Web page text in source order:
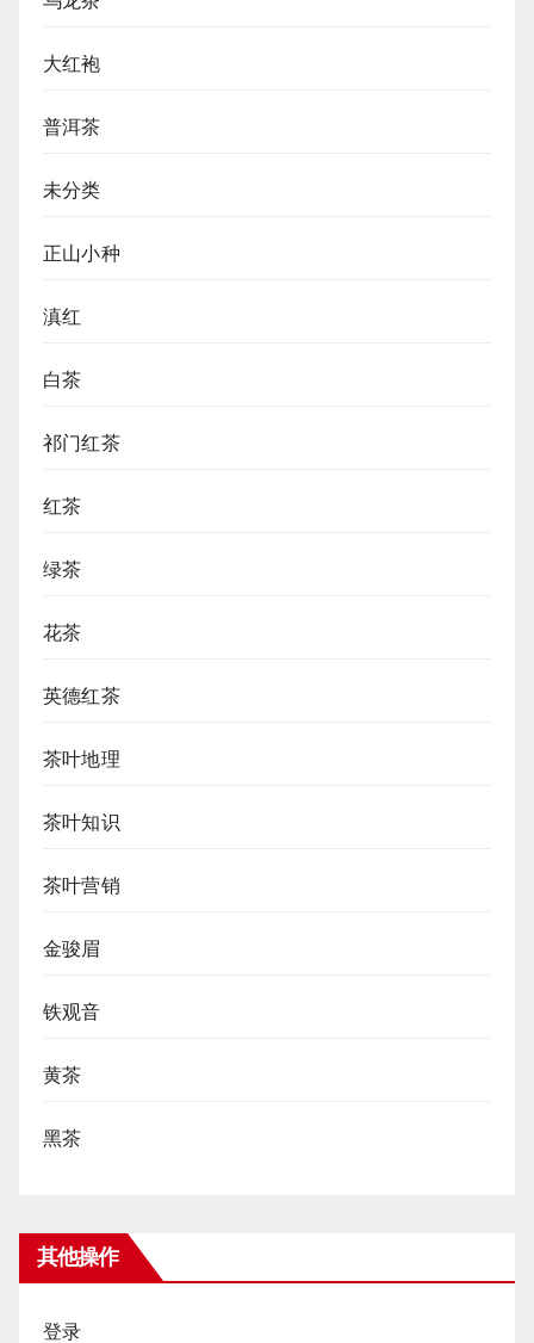
大红袍
普洱茶
未分类
正山小种
滇红
白茶
祁门红茶
红茶
绿茶
花茶
英德红茶
茶叶地理
茶叶知识
茶叶营销
金骏眉
铁观音
黄茶
黑茶
其他操作
登录